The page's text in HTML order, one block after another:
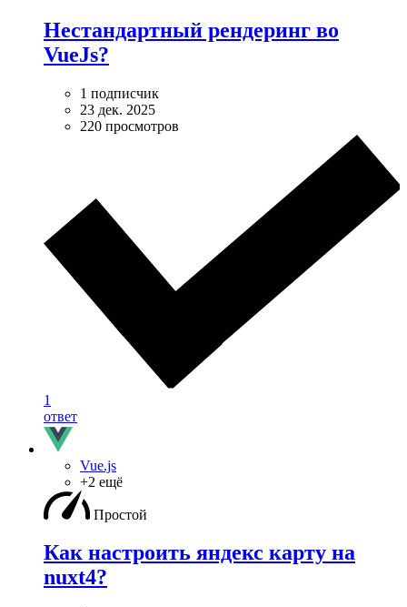
Нестандартный рендеринг во
VueJs?
1 подписчик
23 дек. 2025
220 просмотров
1
ответ
Vue.js
+2 ещё
Простой
Как настроить яндекс карту на
nuxt4?